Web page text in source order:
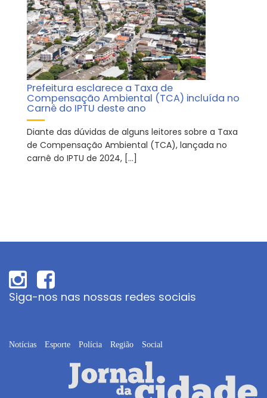
Prefeitura esclarece a Taxa de
Compensação Ambiental (TCA) incluída no
Carnê do IPTU deste ano
Diante das dúvidas de alguns leitores sobre a Taxa
de Compensação Ambiental (TCA), lançada no
carnê do IPTU de 2024, […]
Siga-nos nas nossas redes sociais
Notícias Esporte Polícia Região Social